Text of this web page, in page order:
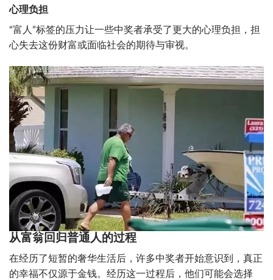
心理负担
“富人”标签的压力让一些中奖者承受了更大的心理负担，担
心失去这份财富或面临社会的期待与审视。
从富翁回归普通人的过程
在经历了短暂的奢华生活后，许多中奖者开始意识到，真正
的幸福不仅源于金钱。经历这一过程后，他们可能会选择